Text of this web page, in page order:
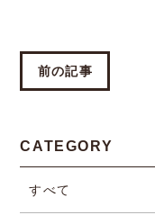
CATEGORY
すべて
前の記事